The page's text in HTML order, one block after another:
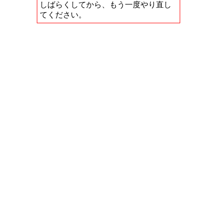
しばらくしてから、もう一度やり直し
てください。